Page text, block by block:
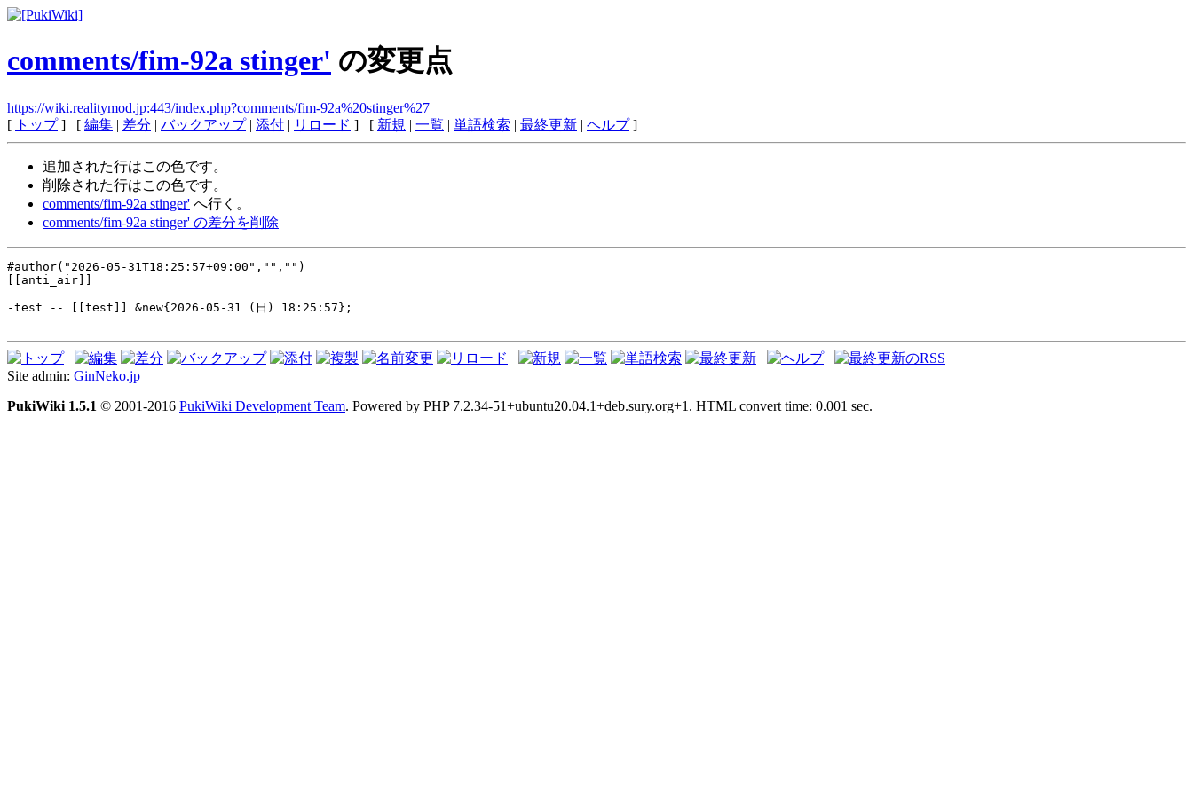
comments/fim-92a stinger' の変更点
https://wiki.realitymod.jp:443/index.php?comments/fim-92a%20stinger%27
[ トップ] [ 編集 | 差分 | バックアップ| 添付 | リロード ] [ 新規 | 一覧 | 単語検索 | 最終更新 | ヘルプ]
追加された行はこの色です。
削除された行はこの色です。
comments/fim-92a stinger' へ行く。
comments/fim-92a stinger' の差分を削除
#author("2026-05-31T18:25:57+09:00","","")
[[anti_air]]
-test -- [[test]] &new{2026-05-31 (日) 18:25:57};
Site admin: GinNeko.jp
PukiWiki 1.5.1 © 2001-2016 PukiWiki Development Team. Powered by PHP 7.2.34-51+ubuntu20.04.1+deb.sury.org+1. HTML convert time: 0.001 sec.